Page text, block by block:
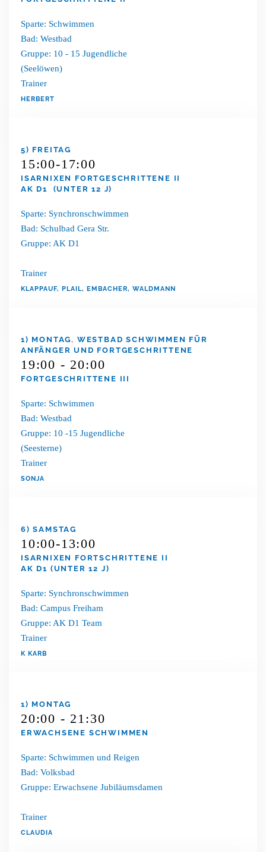
Sparte: Schwimmen
Bad: Westbad
Gruppe: 10 - 15 Jugendliche
(Seelöwen)
Trainer
HERBERT
5) FREITAG
15:00-17:00
ISARNIXEN FORTGESCHRITTENE II
AK D1 (UNTER 12 J)
Sparte: Synchronschwimmen
Bad: Schulbad Gera Str.
Gruppe: AK D1
Trainer
KLAPPAUF, PLAIL, EMBACHER, WALDMANN
1) MONTAG, WESTBAD SCHWIMMEN FÜR
ANFÄNGER UND FORTGESCHRITTENE
19:00 - 20:00
FORTGESCHRITTENE III
Sparte: Schwimmen
Bad: Westbad
Gruppe: 10 -15 Jugendliche
(Seesterne)
Trainer
SONJA
6) SAMSTAG
10:00-13:00
ISARNIXEN FORTSCHRITTENE II
AK D1 (UNTER 12 J)
Sparte: Synchronschwimmen
Bad: Campus Freiham
Gruppe: AK D1 Team
Trainer
K KARB
1) MONTAG
20:00 - 21:30
ERWACHSENE SCHWIMMEN
Sparte: Schwimmen und Reigen
Bad: Volksbad
Gruppe: Erwachsene Jubiläumsdamen
Trainer
CLAUDIA